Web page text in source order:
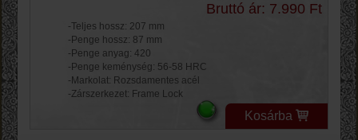
Bruttó ár: 7.990 Ft
-Teljes hossz: 207 mm
-Penge hossz: 87 mm
-Penge anyag: 420
-Penge keménység: 56-58 HRC
-Markolat: Rozsdamentes acél
-Zárszerkezet: Frame Lock
Kosárba